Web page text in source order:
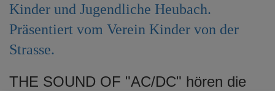
Kinder und Jugendliche Heubach.
Präsentiert vom Verein Kinder von der
Strasse.
THE SOUND OF "AC/DC" hören die